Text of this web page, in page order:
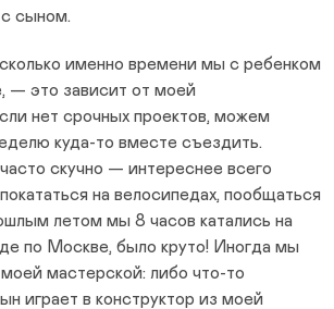
сыном.
именно времени мы с ребенком
— это зависит от моей
нет срочных проектов, можем
куда-то вместе съездить.
скучно — интереснее всего
на велосипедах, пообщаться
летом мы 8 часов катались на
по Москве, было круто! Иногда мы
мастерской: либо что-то
играет в конструктор из моей